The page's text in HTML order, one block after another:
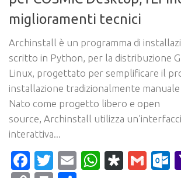
miglioramenti tecnici
Archinstall è un programma di
scritto in Python, per la distribuzione
Linux, progettato per semplificare il
installazione tradizionalmente
Nato come progetto libero e open
source, Archinstall utilizza
interattiva...
Facebook
Twitter
Email